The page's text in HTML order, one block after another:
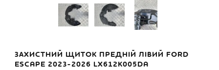
ЗАХИСТНИЙ ЩИТОК ПРЕДНІЙ ЛІВИЙ FORD
ESCAPE 2023-2026 LX612K005DA